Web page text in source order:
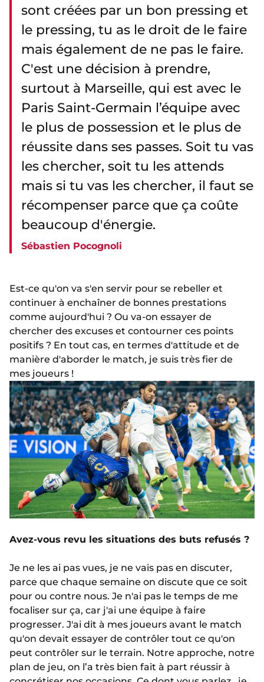
sont créées par un bon pressing et
le pressing, tu as le droit de le faire
mais également de ne pas le faire.
C'est une décision à prendre,
surtout à Marseille, qui est avec le
Paris Saint-Germain l’équipe avec
le plus de possession et le plus de
réussite dans ses passes. Soit tu vas
les chercher, soit tu les attends
mais si tu vas les chercher, il faut se
récompenser parce que ça coûte
beaucoup d'énergie.
Sébastien Pocognoli
Est-ce qu'on va s'en servir pour se rebeller et
continuer à enchaîner de bonnes prestations
comme aujourd'hui ? Ou va-on essayer de
chercher des excuses et contourner ces points
positifs ? En tout cas, en termes d'attitude et de
manière d'aborder le match, je suis très fier de
mes joueurs !
Avez-vous revu les situations des buts refusés ?
Je ne les ai pas vues, je ne vais pas en discuter,
parce que chaque semaine on discute que ce soit
pour ou contre nous. Je n'ai pas le temps de me
focaliser sur ça, car j'ai une équipe à faire
progresser. J'ai dit à mes joueurs avant le match
qu'on devait essayer de contrôler tout ce qu'on
peut contrôler sur le terrain. Notre approche, notre
plan de jeu, on l’a très bien fait à part réussir à